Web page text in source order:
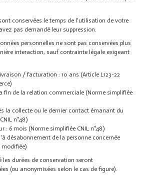
conservées le temps de l'utilisation de votre
pas demandé leur suppression.
personnelles ne sont pas conservées plus
interaction, sauf contrainte légale exigeant
/ facturation : 10 ans (Article L123-22
fin de la relation commerciale (Norme simplifiée
la collecte ou le dernier contact émanant du
n°48)
: 6 mois (Norme simplifiée CNIL n°48)
désabonnement de la personne concernée
modifiée)
les durées de conservation seront
(ou anonymisées selon le cas de figure).